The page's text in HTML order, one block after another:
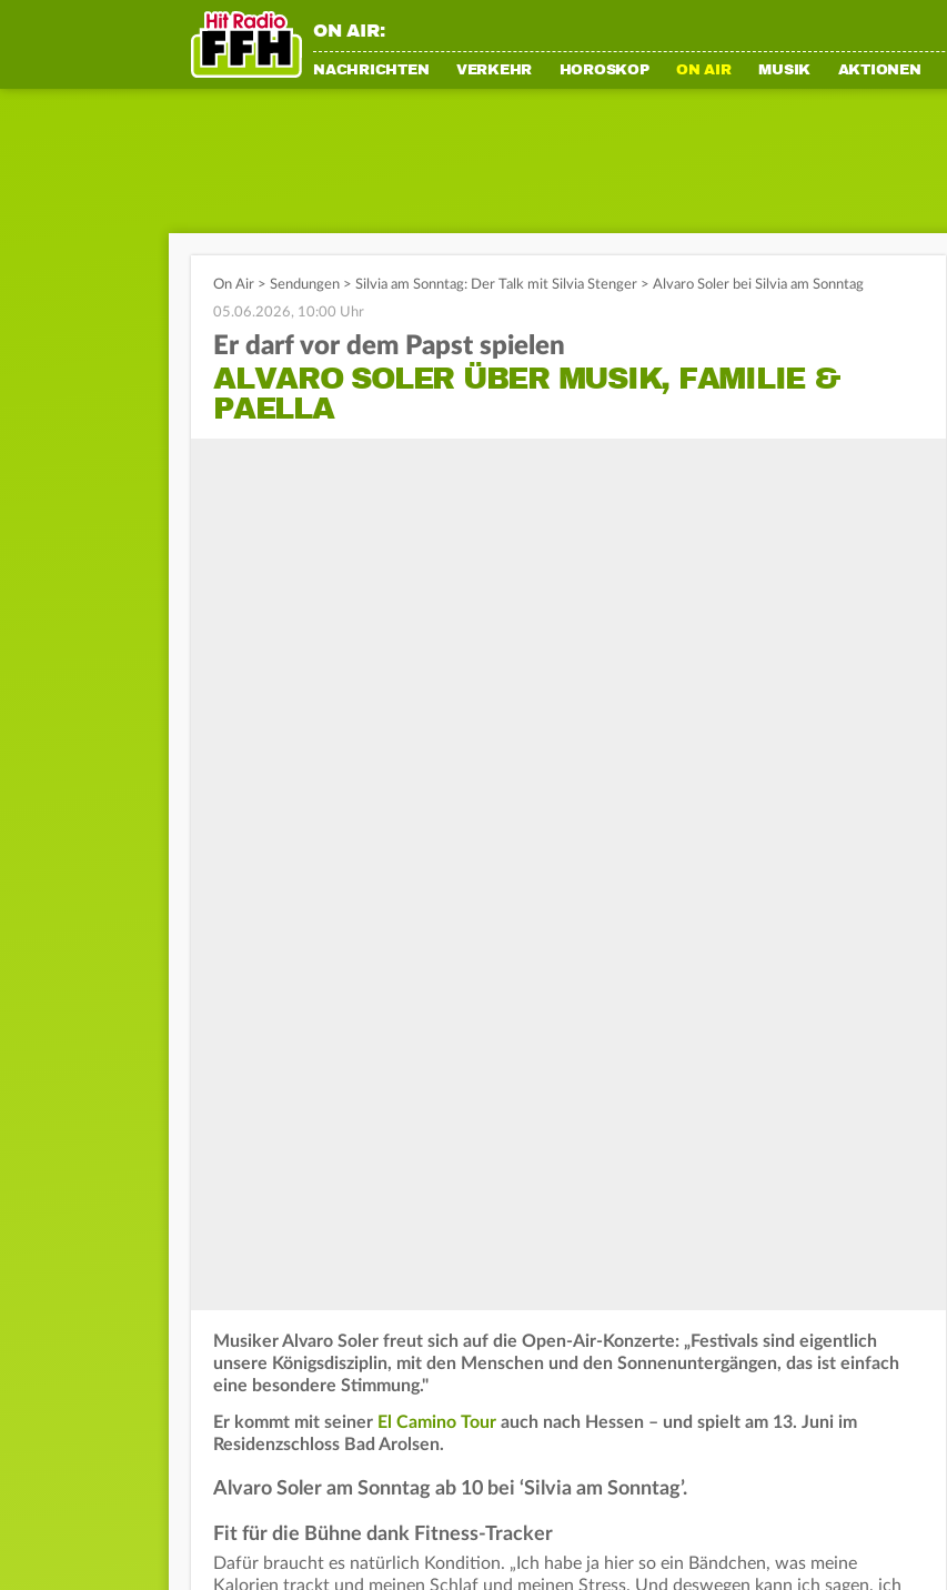
ON AIR:
NACHRICHTEN VERKEHR HOROSKOP ON AIR MUSIK AKTIONEN
On Air > Sendungen > Silvia am Sonntag: Der Talk mit Silvia Stenger > Alvaro Soler bei Silvia am Sonntag
05.06.2026, 10:00 Uhr
Er darf vor dem Papst spielen
ALVARO SOLER ÜBER MUSIK, FAMILIE &
PAELLA
Musiker Alvaro Soler freut sich auf die Open-Air-Konzerte: „Festivals sind eigentlich
unsere Königsdisziplin, mit den Menschen und den Sonnenuntergängen, das ist einfach
eine besondere Stimmung."
Er kommt mit seiner El Camino Tour auch nach Hessen – und spielt am 13. Juni im
Residenzschloss Bad Arolsen.
Alvaro Soler am Sonntag ab 10 bei ‘Silvia am Sonntag’.
Fit für die Bühne dank Fitness-Tracker
Dafür braucht es natürlich Kondition. „Ich habe ja hier so ein Bändchen, was meine
Kalorien trackt und meinen Schlaf und meinen Stress. Und deswegen kann ich sagen, ich